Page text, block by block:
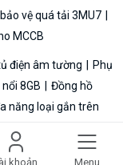
khoản Menu
vệ quá tải 3MU7
MCCB
điện âm tường
Phụ
8GB
Đồng hồ
năng loại gắn trên
Đèn tầng